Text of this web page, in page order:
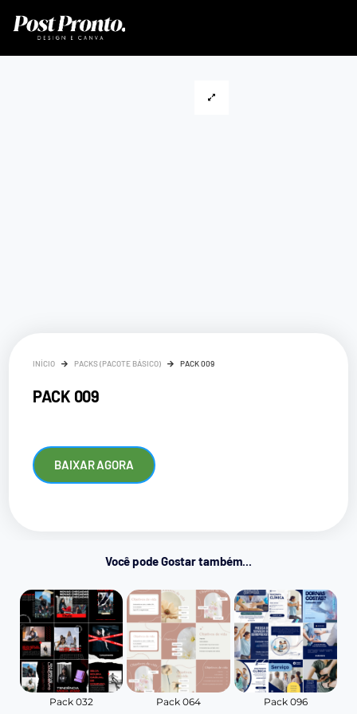
INÍCIO PACKS (PACOTE BÁSICO) PACK 009
PACK 009
BAIXAR AGORA
Você pode Gostar também...
Pack 032 Pack 064 Pack 096